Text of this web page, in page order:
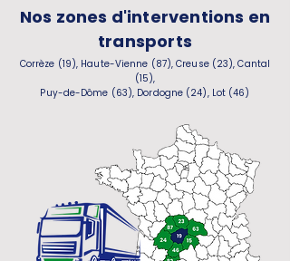
Nos zones d'interventions en
transports
Corrèze (19), Haute-Vienne (87), Creuse (23), Cantal
(15),
Puy-de-Dôme (63), Dordogne (24), Lot (46)